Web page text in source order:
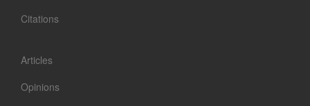
Citations
Articles
Opinions